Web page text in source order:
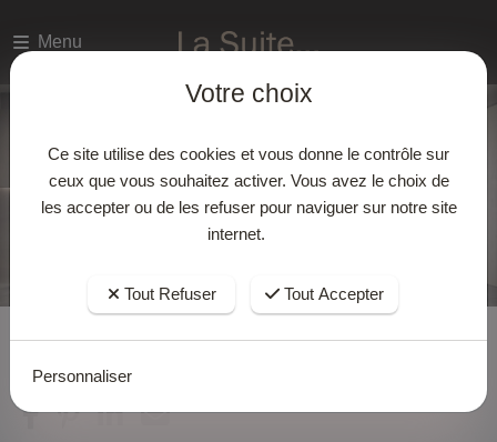
Menu
Votre choix
Ce site utilise des cookies et vous donne le contrôle sur
ceux que vous souhaitez activer. Vous avez le choix de
les accepter ou de les refuser pour naviguer sur notre site
internet.
Tout Refuser Tout Accepter
Personnaliser